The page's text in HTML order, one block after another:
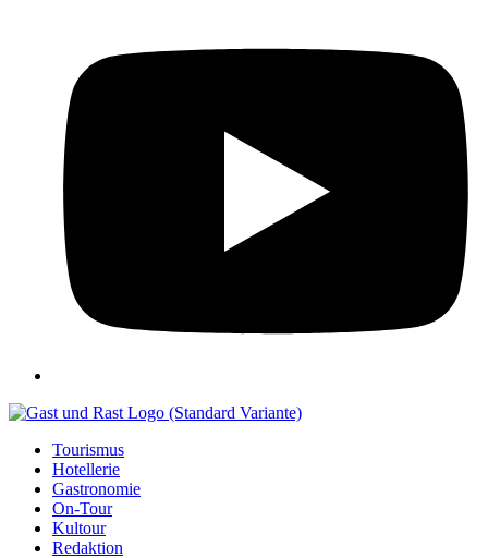
Tourismus
Hotellerie
Gastronomie
On-Tour
Kultour
Redaktion